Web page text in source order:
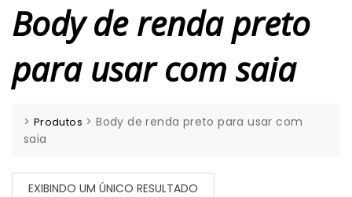
Body de renda preto
para usar com saia
> Produtos >Body de renda preto para usar com
saia
EXIBINDO UM ÚNICO RESULTADO